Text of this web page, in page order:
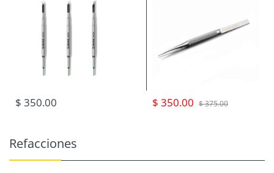
$ 350.00 $ 350.00 $ 375.00
Refacciones